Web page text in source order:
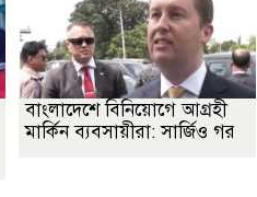
বাংলাদেশে বিনিয়োগে আগ্রহী
মার্কিন ব্যবসায়ীরা: সার্জিও গর